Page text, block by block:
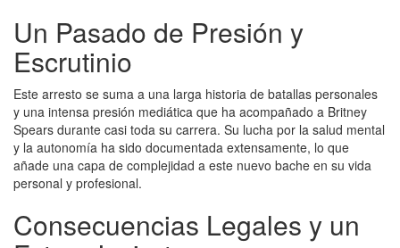
Un Pasado de Presión y
Escrutinio
Este arresto se suma a una larga historia de batallas personales
y una intensa presión mediática que ha acompañado a Britney
Spears durante casi toda su carrera. Su lucha por la salud mental
y la autonomía ha sido documentada extensamente, lo que
añade una capa de complejidad a este nuevo bache en su vida
personal y profesional.
Consecuencias Legales y un